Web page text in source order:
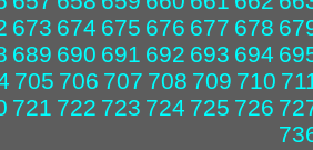
673 674 675 676 677 678
689 690 691 692 693 694
705 706 707 708 709 710
721 722 723 724 725 726